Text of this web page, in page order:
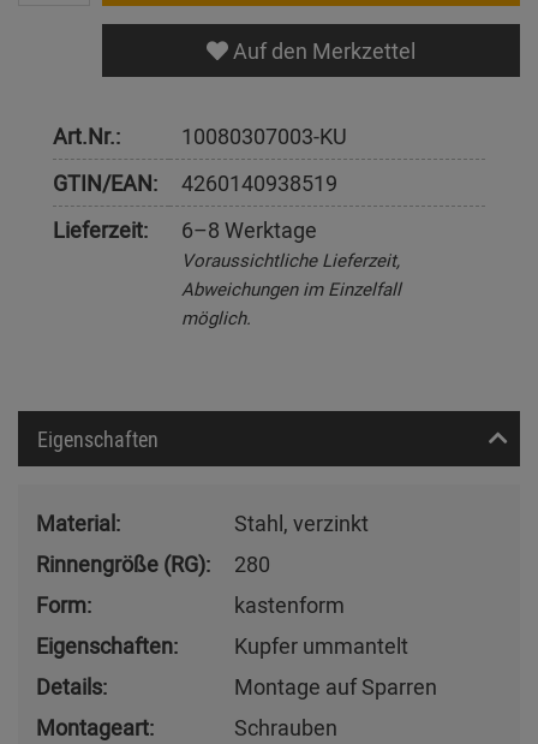
Auf den Merkzettel
Art.Nr.:
10080307003-KU
GTIN/EAN:
4260140938519
Lieferzeit:
6–8 Werktage
Voraussichtliche Lieferzeit,
Abweichungen im Einzelfall
möglich.
Eigenschaften
Material:
Stahl, verzinkt
Rinnengröße (RG):
280
Form:
kastenform
Eigenschaften:
Kupfer ummantelt
Details:
Montage auf Sparren
Montageart:
Schrauben